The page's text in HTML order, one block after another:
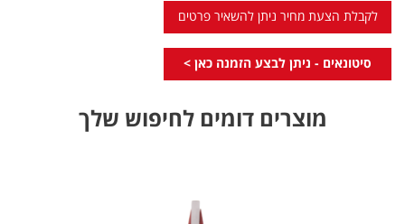
לקבלת הצעת מחיר ניתן להשאיר פרטים
סיטונאים - ניתן לבצע הזמנה כאן >
מוצרים דומים לחיפוש שלך